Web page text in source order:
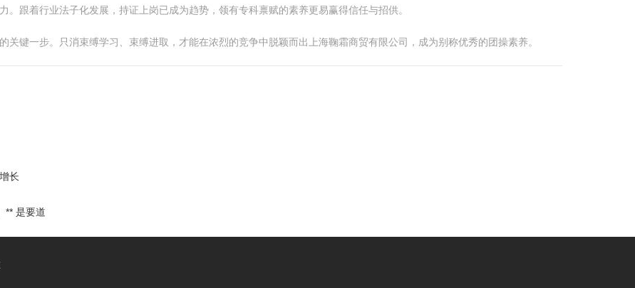
跟着行业法子化发展，持证上岗已成为趋势，领有专科禀赋的素养更易赢得信任与招供。
键一步。只消束缚学习、束缚进取，才能在浓烈的竞争中脱颖而出上海鞠霜商贸有限公司，成为别称优秀的团操素养。
长
** 是要道